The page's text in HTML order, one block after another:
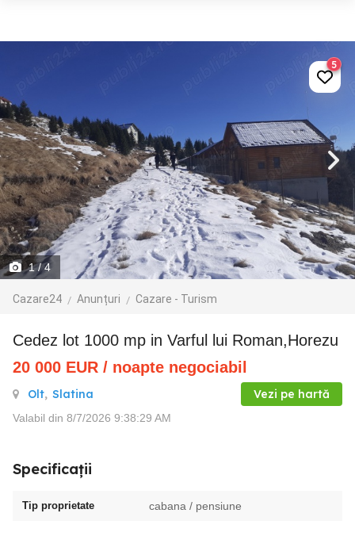
1/ 4
Cazare24 Anunțuri Cazare - Turism
5
Cedez lot 1000 mp in Varful lui Roman,Horezu
20 000 EUR / noapte negociabil
Olt, Slatina Vezi pe hartă
Valabil din 8/7/2026 9:38:29 AM
Specificații
Tip proprietate cabana / pensiune